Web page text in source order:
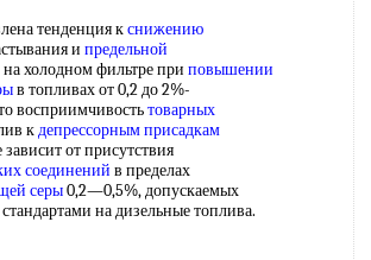
тенденция кснижению
и предельной
на холодном фильтре при повышении
в топливах от 0,2 до 2%-
восприимчивостьтоварных
кдепрессорным присадкам
от присутствия
соединений в пределах
серы0,2—0,5%, допускаемых
на дизельные топлива.